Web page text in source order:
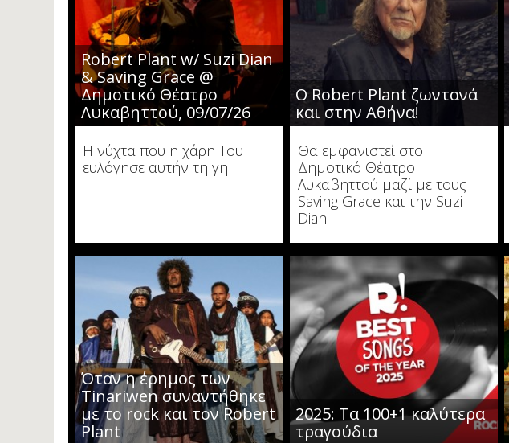
Robert Plant w/ Suzi Dian
& Saving Grace @
Δημοτικό Θέατρο
Λυκαβηττού, 09/07/26
Η νύχτα που η χάρη Του
ευλόγησε αυτήν τη γη
Ο Robert Plant ζωντανά
και στην Αθήνα!
Θα εμφανιστεί στο
Δημοτικό Θέατρο
Λυκαβηττού μαζί με τους
Saving Grace και την Suzi
Dian
Όταν η έρημος των
Tinariwen συναντήθηκε
με το rock και τον Robert
Plant
2025: Τα 100+1 καλύτερα
τραγούδια